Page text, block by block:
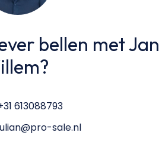
bellen met Jan
613088793
sale.nl